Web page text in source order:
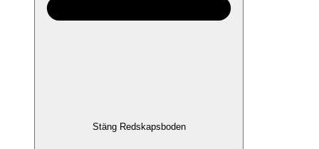
Stäng Redskapsboden